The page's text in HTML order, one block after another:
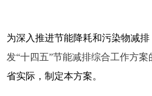
为深入推进节能降耗和污染物减排
发“十四五”节能减排综合工作方案
省实际，制定本方案。